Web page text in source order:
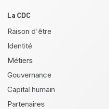
Pied de page
La CDC
Raison d'être
Identité
Métiers
Gouvernance
Capital humain
Partenaires